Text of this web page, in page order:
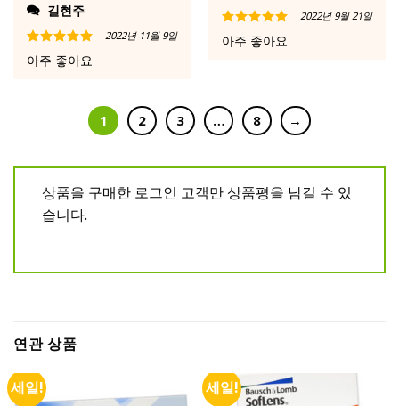
길현주
5 중에서5
로 평가됨
2022년 11월 9일
아주 좋아요
5 중에서5
로 평가됨
2022년 9월 21일
아주 좋아요
1 2 3 … 8 →
상품을 구매한 로그인 고객만 상품평을 남길 수 있
습니다.
연관 상품
세일! 세일!